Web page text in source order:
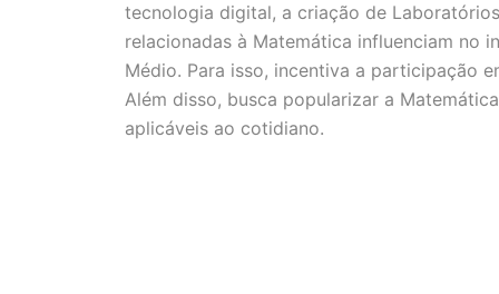
tecnologia digital, a criação de
relacionadas à Matemática influenciam no
Médio. Para isso, incentiva a participação
Além disso, busca popularizar a
aplicáveis ao cotidiano.